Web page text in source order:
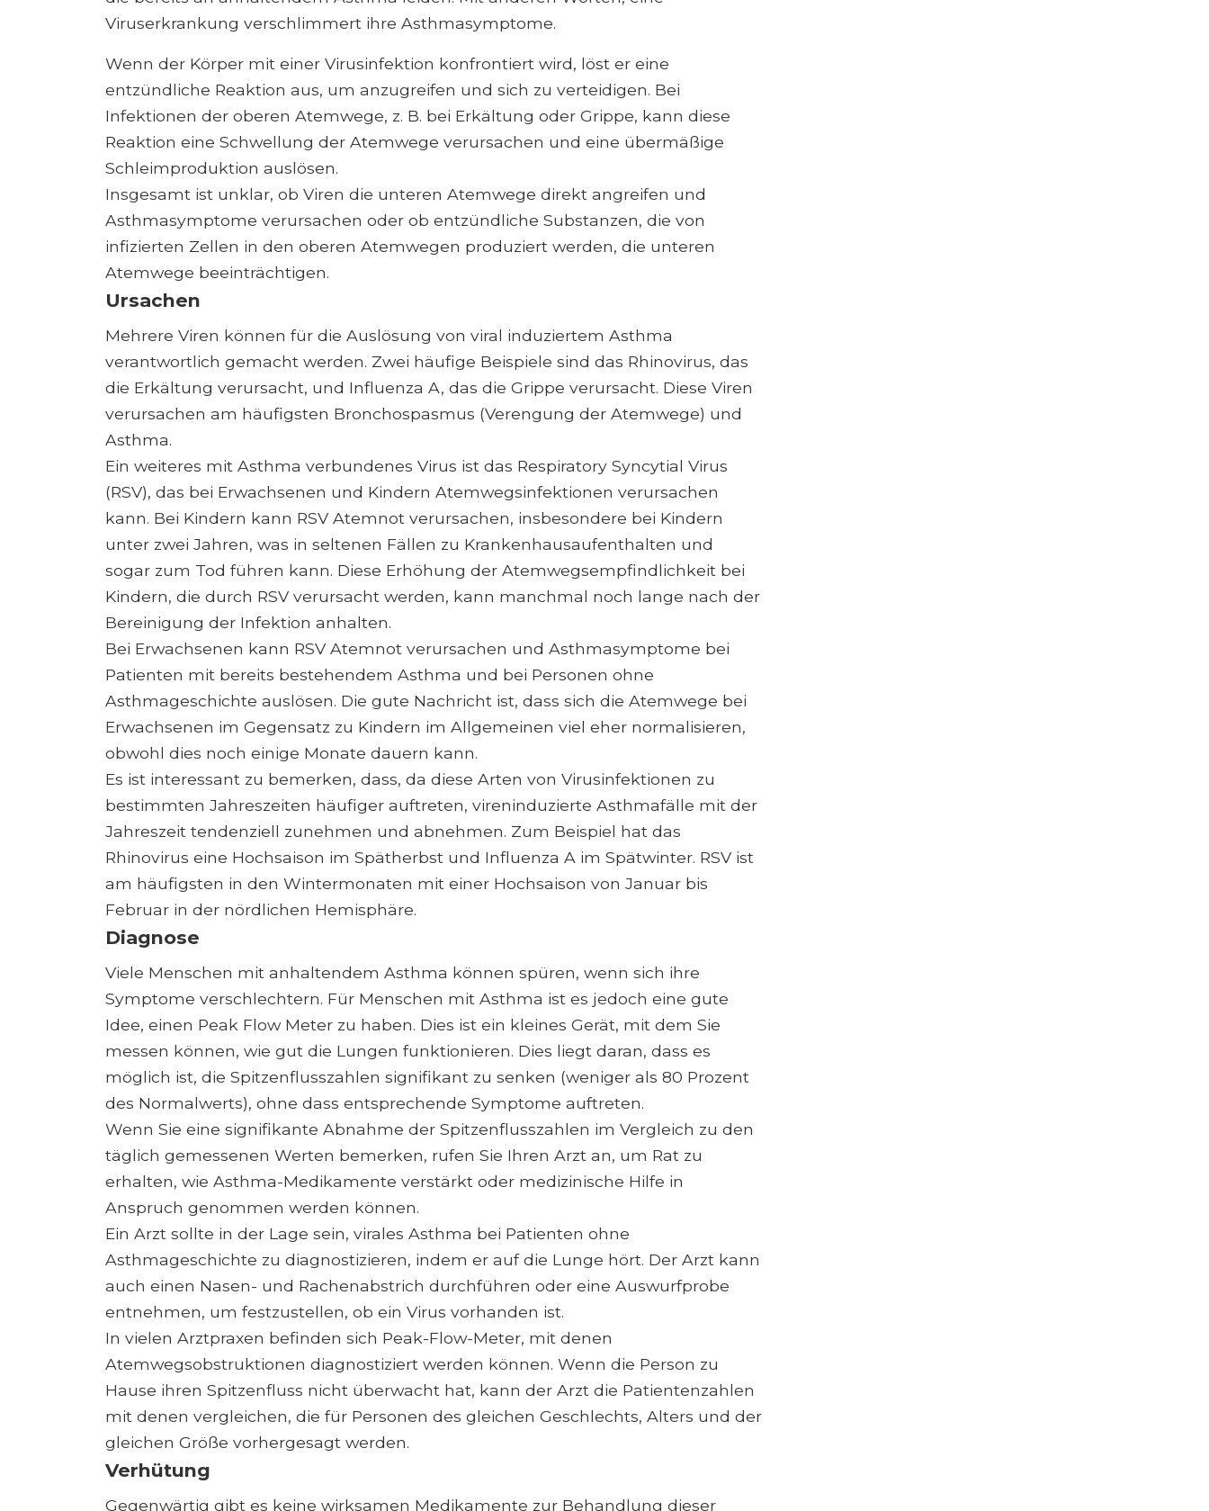
Viruserkrankung verschlimmert ihre Asthmasymptome.
Wenn der Körper mit einer Virusinfektion konfrontiert wird, löst er eine
entzündliche Reaktion aus, um anzugreifen und sich zu verteidigen. Bei
Infektionen der oberen Atemwege, z. B. bei Erkältung oder Grippe, kann diese
Reaktion eine Schwellung der Atemwege verursachen und eine übermäßige
Schleimproduktion auslösen.
Insgesamt ist unklar, ob Viren die unteren Atemwege direkt angreifen und
Asthmasymptome verursachen oder ob entzündliche Substanzen, die von
infizierten Zellen in den oberen Atemwegen produziert werden, die unteren
Atemwege beeinträchtigen.
Ursachen
Mehrere Viren können für die Auslösung von viral induziertem Asthma
verantwortlich gemacht werden. Zwei häufige Beispiele sind das Rhinovirus, das
die Erkältung verursacht, und Influenza A, das die Grippe verursacht. Diese Viren
verursachen am häufigsten Bronchospasmus (Verengung der Atemwege) und
Asthma.
Ein weiteres mit Asthma verbundenes Virus ist das Respiratory Syncytial Virus
(RSV), das bei Erwachsenen und Kindern Atemwegsinfektionen verursachen
kann. Bei Kindern kann RSV Atemnot verursachen, insbesondere bei Kindern
unter zwei Jahren, was in seltenen Fällen zu Krankenhausaufenthalten und
sogar zum Tod führen kann. Diese Erhöhung der Atemwegsempfindlichkeit bei
Kindern, die durch RSV verursacht werden, kann manchmal noch lange nach der
Bereinigung der Infektion anhalten.
Bei Erwachsenen kann RSV Atemnot verursachen und Asthmasymptome bei
Patienten mit bereits bestehendem Asthma und bei Personen ohne
Asthmageschichte auslösen. Die gute Nachricht ist, dass sich die Atemwege bei
Erwachsenen im Gegensatz zu Kindern im Allgemeinen viel eher normalisieren,
obwohl dies noch einige Monate dauern kann.
Es ist interessant zu bemerken, dass, da diese Arten von Virusinfektionen zu
bestimmten Jahreszeiten häufiger auftreten, vireninduzierte Asthmafälle mit der
Jahreszeit tendenziell zunehmen und abnehmen. Zum Beispiel hat das
Rhinovirus eine Hochsaison im Spätherbst und Influenza A im Spätwinter. RSV ist
am häufigsten in den Wintermonaten mit einer Hochsaison von Januar bis
Februar in der nördlichen Hemisphäre.
Diagnose
Viele Menschen mit anhaltendem Asthma können spüren, wenn sich ihre
Symptome verschlechtern. Für Menschen mit Asthma ist es jedoch eine gute
Idee, einen Peak Flow Meter zu haben. Dies ist ein kleines Gerät, mit dem Sie
messen können, wie gut die Lungen funktionieren. Dies liegt daran, dass es
möglich ist, die Spitzenflusszahlen signifikant zu senken (weniger als 80 Prozent
des Normalwerts), ohne dass entsprechende Symptome auftreten.
Wenn Sie eine signifikante Abnahme der Spitzenflusszahlen im Vergleich zu den
täglich gemessenen Werten bemerken, rufen Sie Ihren Arzt an, um Rat zu
erhalten, wie Asthma-Medikamente verstärkt oder medizinische Hilfe in
Anspruch genommen werden können.
Ein Arzt sollte in der Lage sein, virales Asthma bei Patienten ohne
Asthmageschichte zu diagnostizieren, indem er auf die Lunge hört. Der Arzt kann
auch einen Nasen- und Rachenabstrich durchführen oder eine Auswurfprobe
entnehmen, um festzustellen, ob ein Virus vorhanden ist.
In vielen Arztpraxen befinden sich Peak-Flow-Meter, mit denen
Atemwegsobstruktionen diagnostiziert werden können. Wenn die Person zu
Hause ihren Spitzenfluss nicht überwacht hat, kann der Arzt die Patientenzahlen
mit denen vergleichen, die für Personen des gleichen Geschlechts, Alters und der
gleichen Größe vorhergesagt werden.
Verhütung
Gegenwärtig gibt es keine wirksamen Medikamente zur Behandlung dieser